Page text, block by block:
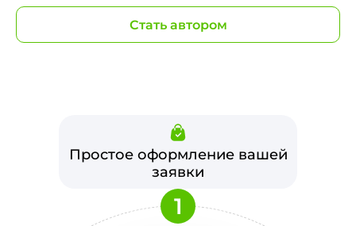
Стать автором
Простое оформление вашей
заявки
1